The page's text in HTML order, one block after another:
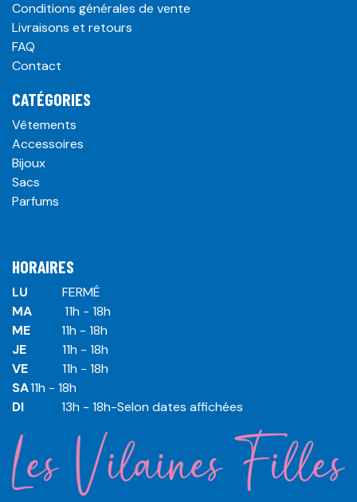
Conditions générales de vente
Livraisons et retours
FAQ
Contact
CATÉGORIES
Vêtements
Accessoires
Bijoux
Sacs
Parfums
HORAIRES
LU
​ ​FERMÉ
MA
​11h - 18h
ME
​11h - 18h
JE
​​11h - 18h
VE
​​​11h - 18h
SA​​​11h - 18h
DI
​​​ 13h - 18h-Selon dates affichées